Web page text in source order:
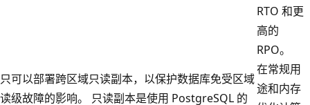
RTO 和更
高的
RPO。
只
读
可以部署跨区域只读副本，以保护数据库免受区域
级故障的影响。 只读副本是使用 PostgreSQL 的
在常规用
途和内存